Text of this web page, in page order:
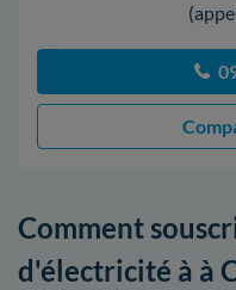
Comment
d'électricité à à